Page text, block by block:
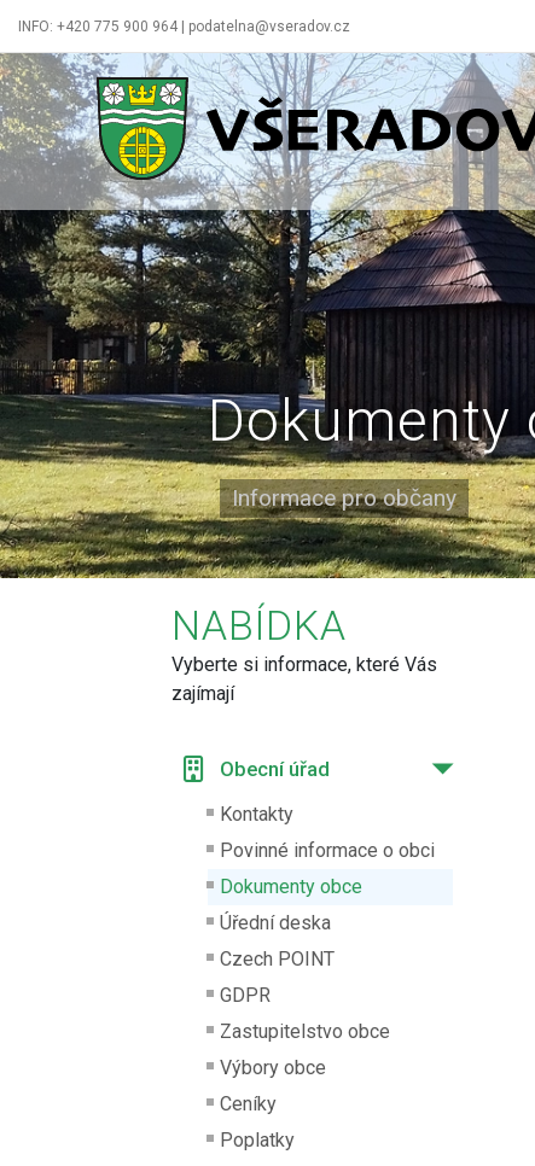
INFO: +420 775 900 964 | podatelna@vseradov.cz
Všeradov
Dokumenty
Informace pro občany
NABÍDKA
Vyberte si informace, které Vás
zajímají
Obecní úřad
Kontakty
Povinné informace o obci
Dokumenty obce
Úřední deska
Czech POINT
GDPR
Zastupitelstvo obce
Výbory obce
Ceníky
Poplatky